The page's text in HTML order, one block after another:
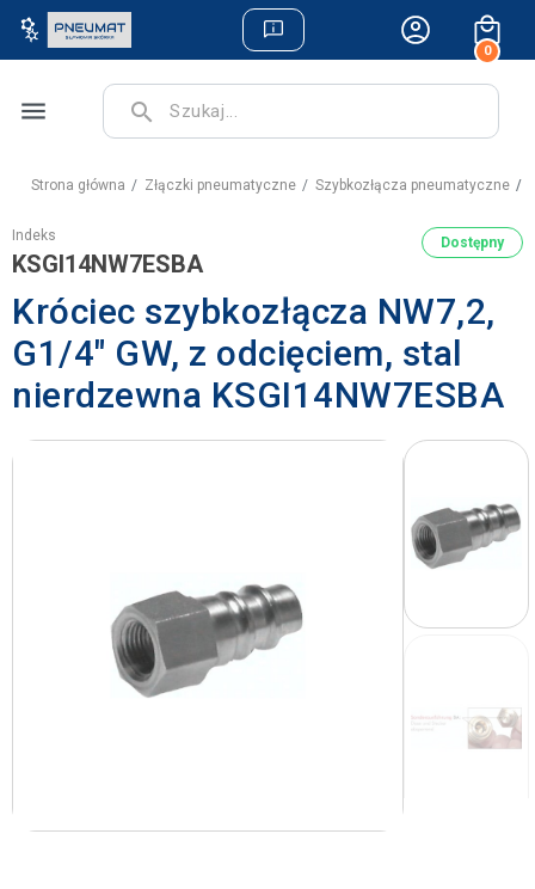
0
menu search
Strona główna Złączki pneumatyczne Szybkozłącza pneumatyczne
Indeks
KSGI14NW7ESBA
Dostępny
Króciec szybkozłącza NW7,2,
G1/4" GW, z odcięciem, stal
nierdzewna KSGI14NW7ESBA